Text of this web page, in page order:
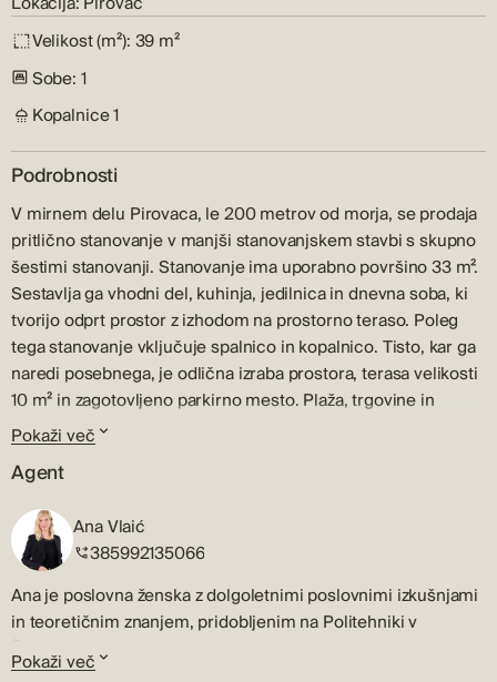
Velikost (m²): 39 m²
Sobe: 1
Kopalnice1
Podrobnosti
V mirnem delu Pirovaca, le 200 metrov od morja, se prodaja
pritlično stanovanje v manjši stanovanjskem stavbi s skupno
šestimi stanovanji. Stanovanje ima uporabno površino 33 m².
Sestavlja ga vhodni del, kuhinja, jedilnica in dnevna soba, ki
tvorijo odprt prostor z izhodom na prostorno teraso. Poleg
tega stanovanje vključuje spalnico in kopalnico. Tisto, kar ga
naredi posebnega, je odlična izraba prostora, terasa velikosti
10 m² in zagotovljeno parkirno mesto. Plaža, trgovine in
kavarne so le nekaj minut hoje stran, stavba pa je locirana v
manj prometni ulici, kar zagotavlja mir in zasebnost. Pirovac
je očarljivo obmorsko mesto med Šibenikom in Zadarom,
znano po čudovitih plažah, kristalno čistem morju in bogati
gastronomski ponudbi. Blizu Nacionalnega parka Kornati in
Vranskem jezeru je odlična izbira za ljubitelje narave in
aktivnega počitnikovanja. Za več informacij in dogovor o
ogledu nas kontaktirajte.
Pokaži več
Agent
Ana Vlaić
385992135066
Ana je poslovna ženska z dolgoletnimi poslovnimi izkušnjami
in teoretičnim znanjem, pridobljenim na Politehniki v
Šibeniku. Njeno strokovno znanje vključuje bogate poslovne
izkušnje, trženje, močne pogajalske sposobnosti in dobro
Pokaži več